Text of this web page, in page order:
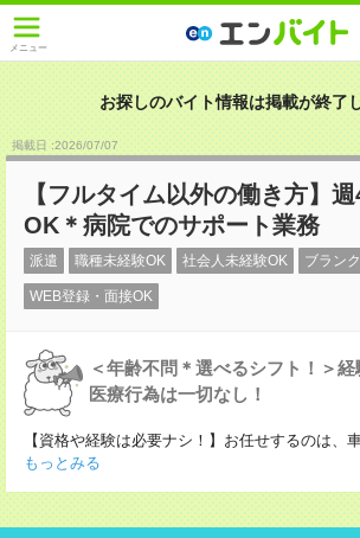
メニュー
お探しのバイト情報は掲載が終了
掲載日 :2026/07/07
【フルタイム以外の働き方】
OK＊病院でのサポート業務
派遣 職種未経験OK 社会人未経験OK ブラン
WEB登録・面接OK
＜年齢不問＊選べるシフト！＞
医療行為は一切なし！
【資格や経験は必要ナシ！】お任せするのは、
もっとみる